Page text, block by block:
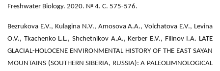
Freshwater Biology. 2020. № 4. С. 575-576.
Bezrukova E.V., Kulagina N.V., Amosova A.A., Volchatova E.V., Levina
O.V., Tkachenko L.L., Shchetnikov A.A., Kerber E.V., Filinov I.A. LATE
GLACIAL-HOLOCENE ENVIRONMENTAL HISTORY OF THE EAST SAYAN
MOUNTAINS (SOUTHERN SIBERIA, RUSSIA): A PALEOLIMNOLOGICAL